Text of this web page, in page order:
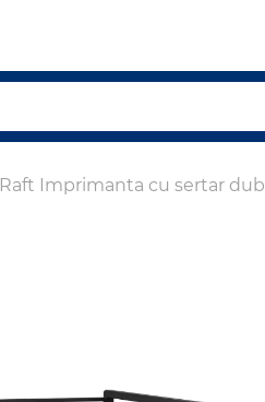
Raft Imprimanta cu sertar